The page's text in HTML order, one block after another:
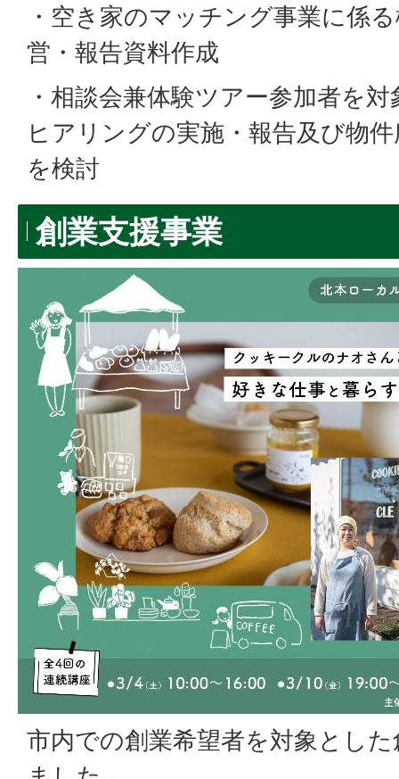
・空き家のマッチング事業に係
営・報告資料作成
・相談会兼体験ツアー参加者を
ヒアリングの実施・報告及び物
を検討
創業支援事業
市内での創業希望者を対象とし